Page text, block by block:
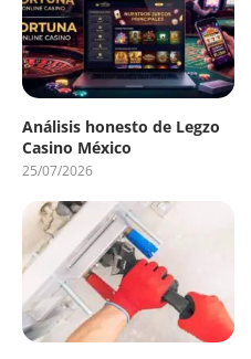
Análisis honesto de Legzo
Casino México
25/07/2026